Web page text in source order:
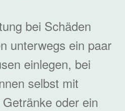
bei Schäden
unterwegs ein paar
einlegen, bei
selbst mit
oder ein